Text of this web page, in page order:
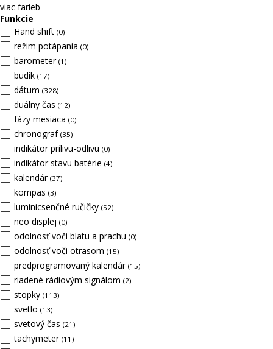
viac farieb
Funkcie
Hand shift (0)
režim potápania (0)
barometer (1)
budík (17)
dátum (328)
duálny čas (12)
fázy mesiaca (0)
chronograf (35)
indikátor prílivu-odlivu (0)
indikátor stavu batérie (4)
kalendár (37)
kompas (3)
luminicsenčné ručičky (52)
neo displej (0)
odolnosť voči blatu a prachu (0)
odolnosť voči otrasom (15)
predprogramovaný kalendár (15)
riadené rádiovým signálom (2)
stopky (113)
svetlo (13)
svetový čas (21)
tachymeter (11)